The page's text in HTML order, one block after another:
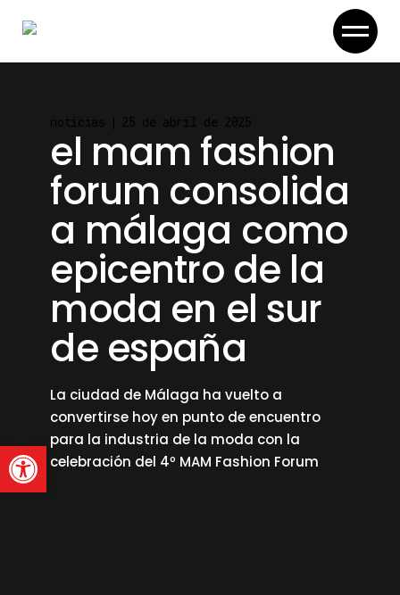
el mam fashion
forum consolida
a málaga como
epicentro de la
moda en el sur
de españa
La ciudad de Málaga ha vuelto a
convertirse hoy en punto de encuentro
para la industria de la moda con la
celebración del 4º MAM Fashion Forum
Abrir barra de